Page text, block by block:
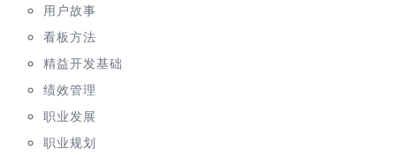
用户故事
看板方法
精益开发基础
绩效管理
职业发展
职业规划